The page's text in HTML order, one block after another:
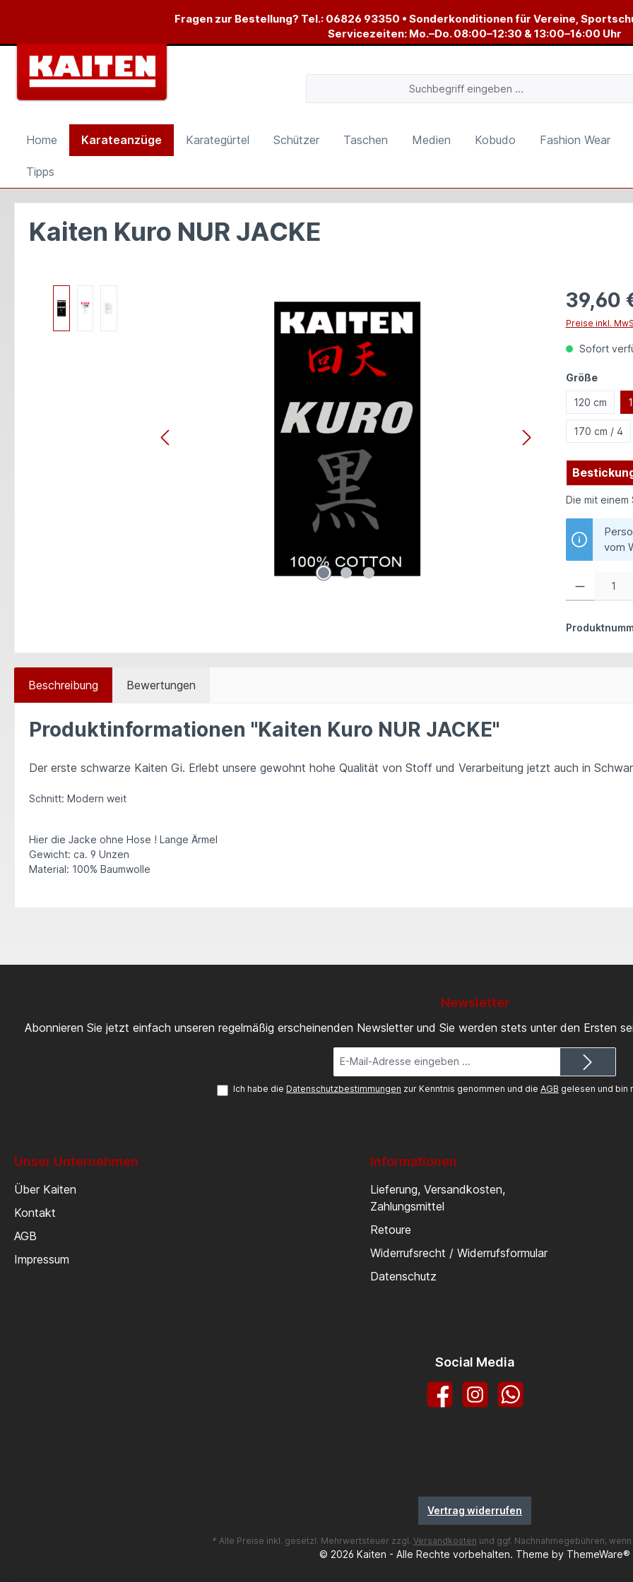
Zur Hauptnavigation springenFragen zur Bestellung? Tel.: 06826 93350 • Sonderkonditionen für Vereine,
Servicezeiten: Mo.–Do. 08:00–12:30 & 13:00–16:00 Uhr
Home Karateanzüge Karategürtel Schützer Taschen Medien Kobudo Fashion Wear
Tipps
Kaiten Kuro NUR JACKE
39,60
Preise inkl.
Sofort
Größe
120 cm
170 cm / 4
Die mit
vom
Beschreibung Bewertungen
Produktinformationen "Kaiten Kuro NUR JACKE"
Der erste schwarze Kaiten Gi. Erlebt unsere gewohnt hohe Qualität von Stoff und Verarbeitung jetzt auch in
Schnitt: Modern weit
Hier die Jacke ohne Hose ! Lange Ärmel
Gewicht: ca. 9 Unzen
Material: 100% Baumwolle
Newsletter
Abonnieren Sie jetzt einfach unseren regelmäßig erscheinenden Newsletter und Sie werden stets unter den Ersten
Mail-
Adresse*
Ich habe die Datenschutzbestimmungen zur Kenntnis genommen und die AGB gelesen und bin
Unser Unternehmen
Über Kaiten
Kontakt
AGB
Impressum
Informationen
Lieferung, Versandkosten,
Zahlungsmittel
Retoure
Widerrufsrecht / Widerrufsformular
Datenschutz
Social Media
FacebookInstagramWhatsApp
Vertrag widerrufen
* Alle Preise inkl. gesetzl. Mehrwertsteuer zzgl. Versandkosten und ggf. Nachnahmegebühren,
© 2026 Kaiten - Alle Rechte vorbehalten. Theme by ThemeWare®